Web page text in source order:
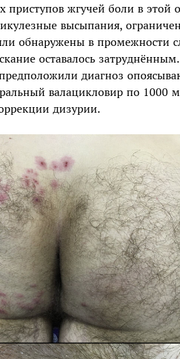
приступов жгучей боли в этой
высыпания,
обнаружены в промежности
оставалось
диагноз
валацикловир по 1000
дизурии.